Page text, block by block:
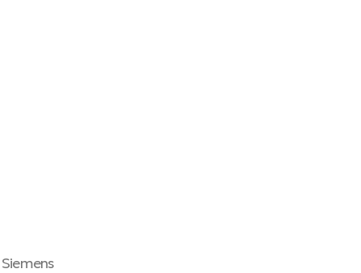
Siemens